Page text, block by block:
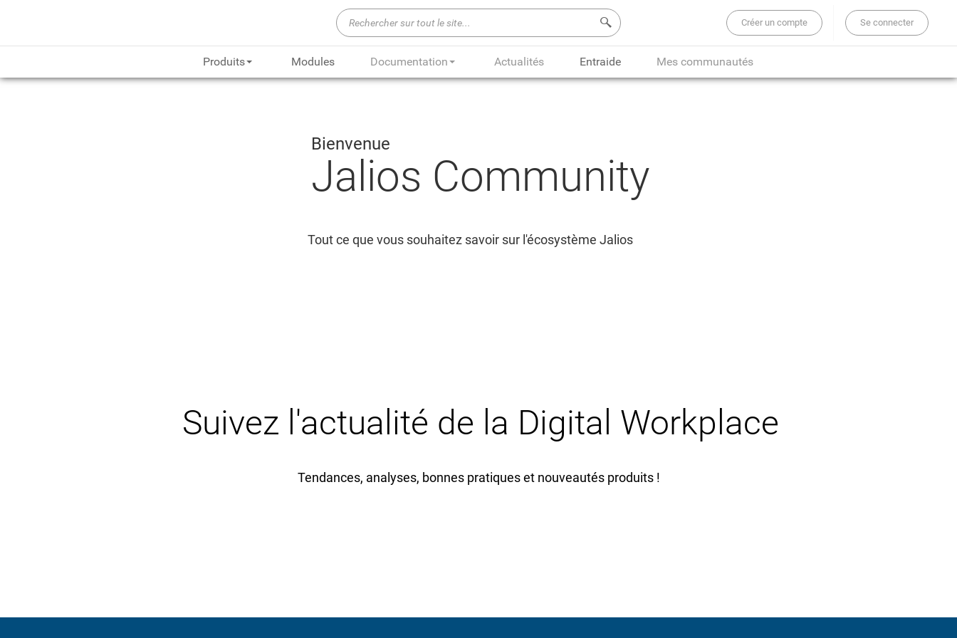
Rechercher sur tout le site...
Créer un compte Se connecter
Produits Modules Documentation Actualités Entraide Mes communautés
Bienvenue
Jalios Community
Tout ce que vous souhaitez savoir sur l'écosystème Jalios
Suivez l'actualité de la Digital Workplace
Tendances, analyses, bonnes pratiques et nouveautés produits !